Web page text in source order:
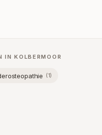
INKOLBERMOOR
(1)